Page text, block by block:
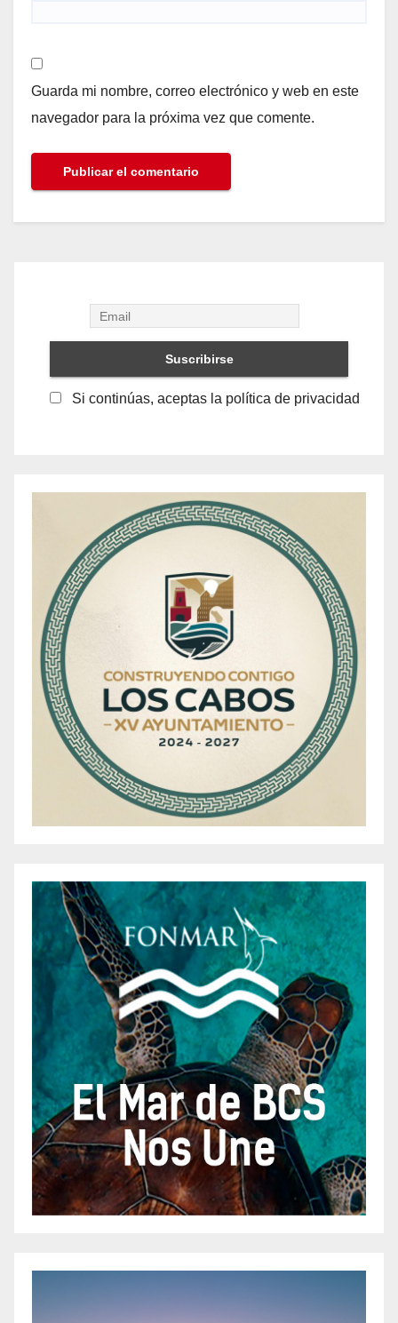
Guarda mi nombre, correo electrónico y web en este
navegador para la próxima vez que comente.
Si continúas, aceptas la política de privacidad